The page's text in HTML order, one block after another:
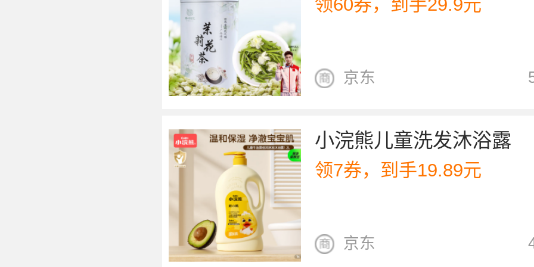
领60券，到手29.9元
京东
小浣熊儿童洗发沐浴露
领7券，到手19.89元
京东